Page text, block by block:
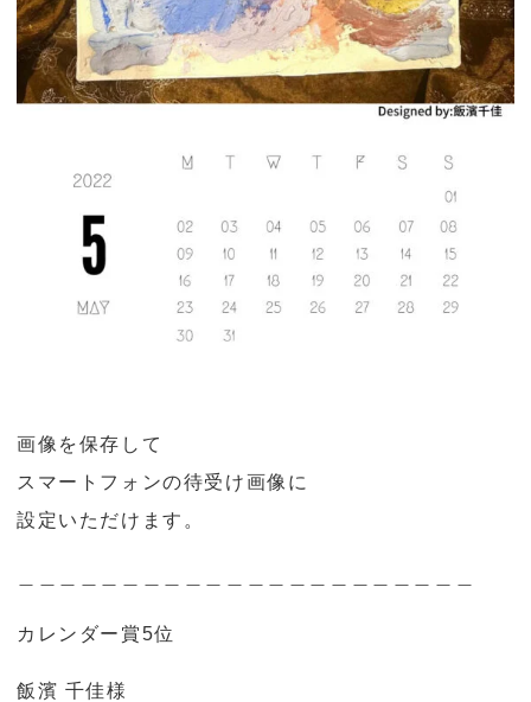
画像を保存して
スマートフォンの待受け画像に
設定いただけます。
カレンダー賞5位
飯濱 千佳様